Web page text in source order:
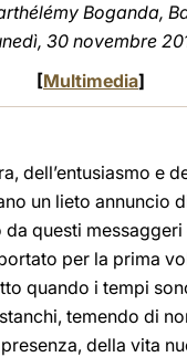
Boganda,
30 novembre
[Multimedia]
dell’entusiasmo e
un lieto annuncio
questi messaggeri
per la prima
quando i tempi
temendo di
della vita